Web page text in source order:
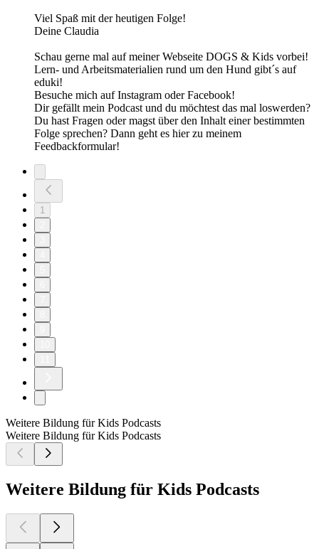
Viel Spaß mit der heutigen Folge!
Deine Claudia
Schau gerne mal auf meiner Webseite DOGS & Kids vorbei!
Lern- und Arbeitsmaterialien rund um den Hund gibt´s auf
eduki!
Besuche mich auf Instagram oder Facebook!
Dir gefällt mein Podcast und du möchtest das mal loswerden?
Du hast Fragen oder magst über den Inhalt einer bestimmten
Folge sprechen? Dann geht es hier zu meinem
Feedbackformular!
1
Weitere Bildung für Kids Podcasts
Weitere Bildung für Kids Podcasts
Weitere Bildung für Kids Podcasts